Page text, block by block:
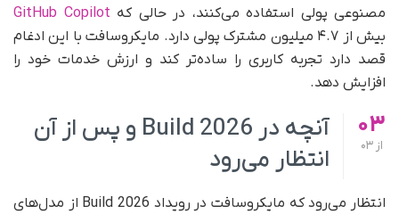
مصنوعی پولی استفاده می‌کنند، در حالی که GitHub Copilot
بیش از ۴.۷ میلیون مشترک پولی دارد. مایکروسافت با این ادغام
قصد دارد تجربه کاربری را ساده‌تر کند و ارزش خدمات خود را
افزایش دهد.
03
از 03
آنچه در Build 2026 و پس از آن
انتظار می‌رود
انتظار می‌رود که مایکروسافت در رویداد Build 2026 از مدل‌های